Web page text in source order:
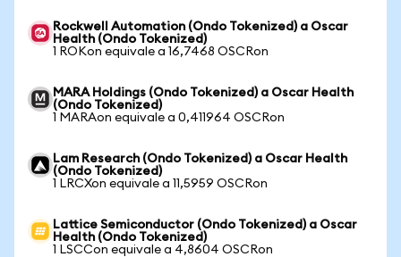
Rockwell Automation (Ondo Tokenized) a Oscar
Health (Ondo Tokenized)
1 ROKon equivale a 16,7468 OSCRon
MARA Holdings (Ondo Tokenized) a Oscar Health
(Ondo Tokenized)
1 MARAon equivale a 0,411964 OSCRon
Lam Research (Ondo Tokenized) a Oscar Health
(Ondo Tokenized)
1 LRCXon equivale a 11,5959 OSCRon
Lattice Semiconductor (Ondo Tokenized) a Oscar
Health (Ondo Tokenized)
1 LSCCon equivale a 4,8604 OSCRon